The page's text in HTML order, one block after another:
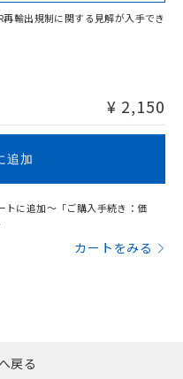
性があります。
輸出規制に関する見解が入手でき
¥ 2,150
追加
トに追加～「ご購入手続き：価
カートをみる
戻る